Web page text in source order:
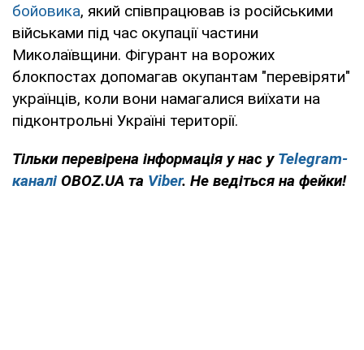
бойовика, який співпрацював із російськими
військами під час окупації частини
Миколаївщини. Фігурант на ворожих
блокпостах допомагав окупантам "перевіряти"
українців, коли вони намагалися виїхати на
підконтрольні Україні території.
Тільки перевірена інформація у нас у Telegram-
каналі OBOZ.UA та Viber. Не ведіться на фейки!